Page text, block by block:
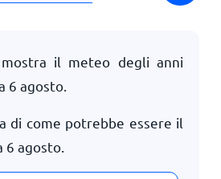
il meteo degli anni
6 agosto.
di come potrebbe essere il
6 agosto.